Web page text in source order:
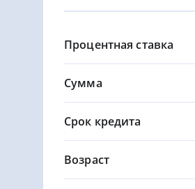
Процентная ставка
Сумма
Срок кредита
Возраст